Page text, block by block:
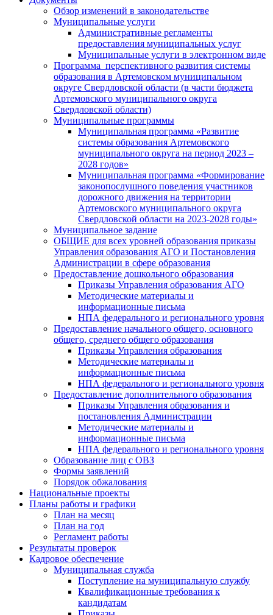
Обзор изменений в законодательстве
Муниципальные услуги
Административные регламенты
предоставления муниципальных услуг
Муниципальные услуги в электронном виде
Программа перспективного развития системы
образования в Артемовском муниципальном
округе Свердловской области (в части бюджета
Артемовского муниципального округа
Свердловской области)
Муниципальные программы
Муниципальная программа «Развитие
системы образования Артемовского
муниципального округа на период 2023 –
2028 годов»
Муниципальная программа «Формирование
законопослушного поведения участников
дорожного движения на территории
Артемовского муниципального округа
Свердловской области на 2023-2028 годы»
Муниципальное задание
ОБЩИЕ для всех уровней образования приказы
Управления образования АГО и Постановления
Администрации в сфере образования
Предоставление дошкольного образования
Приказы Управления образования АГО
Методические материалы и
информационные письма
НПА федерального и регионального уровня
Предоставление начального общего, основного
общего, среднего общего образования
Приказы Управления образования
Методические материалы и
информационные письма
НПА федерального и регионального уровня
Предоставление дополнительного образования
Приказы Управления образования и
постановления Администрации
Методические материалы и
информационные письма
НПА федерального и регионального уровня
Образование лиц с ОВЗ
Формы заявлений
Порядок обжалования
Национальные проекты
Планы работы и графики
План на месяц
План на год
Регламент работы
Результаты проверок
Кадровое обеспечение
Муниципальная служба
Поступление на муниципальную службу
Квалификационные требования к
кандидатам